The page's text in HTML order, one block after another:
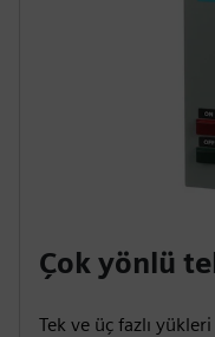
Çok yönlü
Tek ve üç fazlı